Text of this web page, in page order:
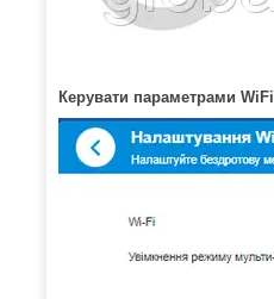
Керувати параметрами WiFi